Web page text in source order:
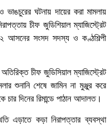
ভাঙচুরের ঘটনায় দায়ের করা মামলায়
চীফ জুডিশিয়াল ম্যাজিস্ট্রেট
২ আসনের সংসদ সদস্য ও কণ্ঠশিল্পী
চীফ জুডিসিয়াল ম্যাজিস্ট্রেট
শুনানি শেষে জামিন না মুঞ্জুর করে
চার দিনের রিমান্ডে পাঠান আদালত।
এড়াতে কড়া নিরাপত্তার ব্যবস্থা